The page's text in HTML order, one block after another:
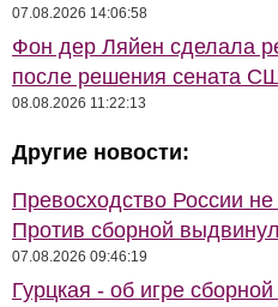
07.08.2026 14:06:58
Фон дер Ляйен сделала
после решения сената
08.08.2026 11:22:13
Другие новости:
Превосходство России
Против сборной
07.08.2026 09:46:19
Гурцкая - об игре